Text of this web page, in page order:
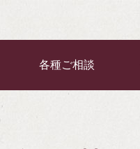
各種ご相談